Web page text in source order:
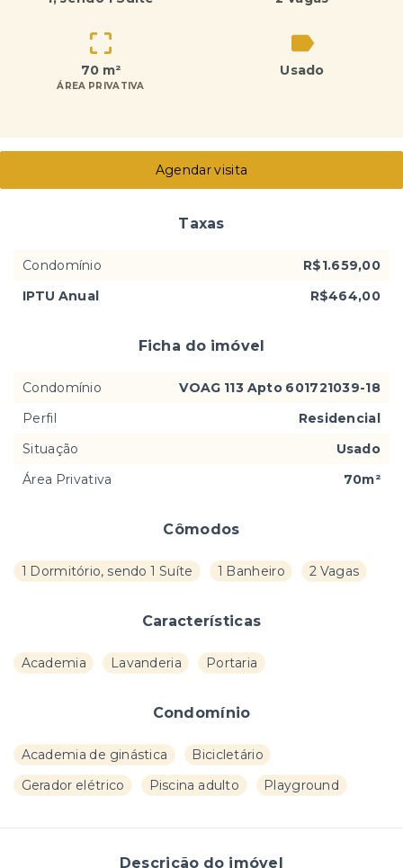
70 m²
ÁREA PRIVATIVA
Usado
Cômodos
1 Dormitório, sendo 1 Suíte 1 Banheiro 2 Vagas
Características
Academia Lavanderia Portaria
Condomínio
Academia de ginástica
Bicicletário
Gerador elétrico
Piscina adulto Playground
Descrição do imóvel
Agendar visita
Taxas
Condomínio
R$1.659,00
IPTU Anual
R$464,00
Ficha do imóvel
Condomínio
VOAG 113 Apto 601721039-18
Perfil
Residencial
Situação
Usado
Área Privativa
70m²